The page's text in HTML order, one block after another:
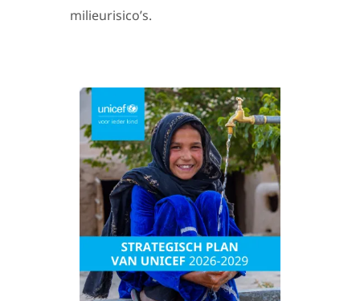
milieurisico’s.